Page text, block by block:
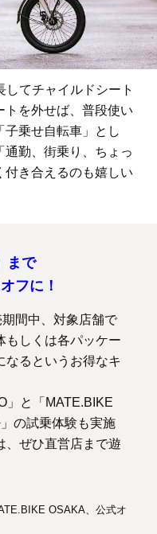
してチャイルドシート
トを外せば、普段使い
子乗せ自転車」とし
勤、街乗り、ちょっ
付き合えるのも嬉しい
まで
フに！
間中、対象店舗で
もしくは各パッケー
なるというお得なキ
」と「MATE.BIKE
の試乗体験も実施
、ぜひ直営店まで遊
OSAKA、公式オ